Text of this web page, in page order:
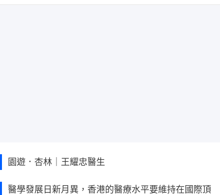
園遊．杏林｜王耀忠醫生
醫學發展日新月異，香港的醫療水平要維持在國際頂